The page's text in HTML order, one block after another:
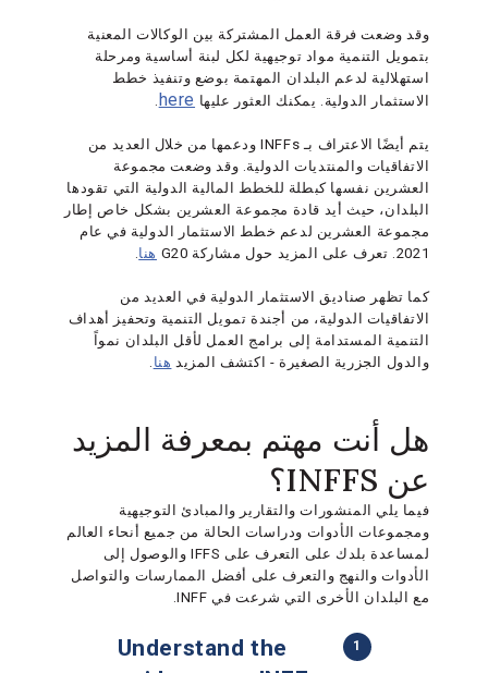
وقد وضعت فرقة العمل المشتركة بين الوكالات المعنية
بتمويل التنمية مواد توجيهية لكل لبنة أساسية ومرحلة
استهلالية لدعم البلدان المهتمة بوضع وتنفيذ خطط
الاستثمار الدولية. يمكنك العثور عليها here
يتم أيضًا الاعتراف بـ INFFs ودعمها من خلال العديد من
الاتفاقيات والمنتديات الدولية. وقد وضعت مجموعة
العشرين نفسها كبطلة للخطط المالية الدولية التي تقودها
البلدان، حيث أيد قادة مجموعة العشرين بشكل خاص إطار
مجموعة العشرين لدعم خطط الاستثمار الدولية في عام
2021. تعرف على المزيد حول مشاركة G20
هنا
كما تظهر صناديق الاستثمار الدولية في العديد من
الاتفاقيات الدولية، من أجندة تمويل التنمية وتحفيز أهداف
التنمية المستدامة إلى برامج العمل لأقل البلدان نمواً
والدول الجزرية الصغيرة - اكتشف المزيد هنا
هل أنت مهتم بمعرفة المزيد
عن INFFS؟
فيما يلي المنشورات والتقارير والمبادئ التوجيهية
ومجموعات الأدوات ودراسات الحالة من جميع أنحاء العالم
لمساعدة بلدك على التعرف على IFFS والوصول إلى
الأدوات والنهج والتعرف على أفضل الممارسات والتواصل
مع البلدان الأخرى التي شرعت في INFF.
1
Understand the